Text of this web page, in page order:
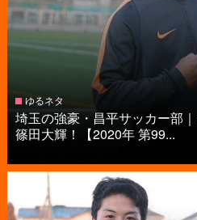
ゆるネタ
埼玉の強豪・昌平サッカー部
篠田大輝！【2020年 第99...